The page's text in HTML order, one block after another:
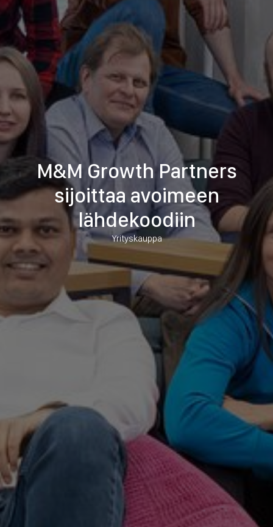
M&M Growth Partners
sijoittaa avoimeen
lähdekoodiin
Yrityskauppa